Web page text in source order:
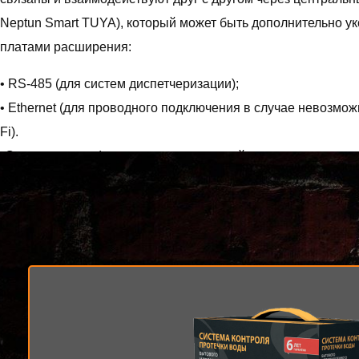
Neptun Smart TUYA), который может быть дополнительно
платами расширения:
• RS-485 (для систем диспетчеризации);
• Ethernet (для проводного подключения в случае
Fi).
•Счетчики воды (для контроля показаний расхода воды с
•Радиодатчики (для организации соединения с датчиками
Контроль протечки воды осуществляется автоматически,
позволяет проводить мониторинг системы с помощью
• Автоматическая блокировка водоснабжения при